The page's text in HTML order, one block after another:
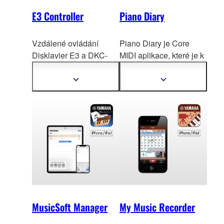
E3 Controller
Vzdálené ovládání
Disklavier E3 a DKC-
použití s chytrými
telefony,takže ovládání
je možné takovým
způsobem, jako jsou
intuitivní doteky nebo
švihání prsty.
Zobrazit
Piano Diary
Piano Diary je Core
MIDI aplikace, které je k
snadný
záznam, archivaci a
každodenních klavírních
performancí.
Zobrazit
MusicSoft Manager My Music Recorder